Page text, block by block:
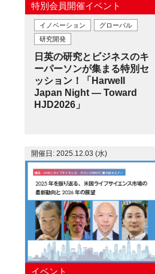
特別会員開催イベント
イノベーション
グローバル
研究開発
日英の研究とビジネスのキ
ーパーソンが集まる特別セ
ッション！「Harwell
Japan Night — Toward
HJD2026」
開催日: 2025.12.03 (水)
イベント